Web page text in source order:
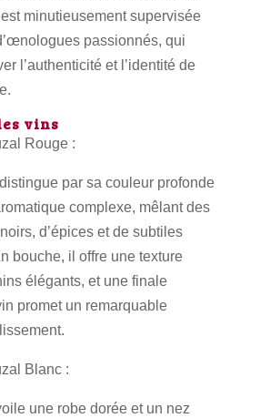
minutieusement supervisée
passionnés, qui
l’authenticité et l’identité de
vins
Rouge :
par sa couleur profonde
complexe, mêlant des
d’épices et de subtiles
bouche, il offre une texture
élégants, et une finale
promet un remarquable
Blanc :
une robe dorée et un nez